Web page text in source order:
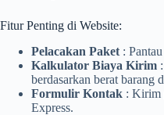
Fitur Penting di Website:
Pelacakan Paket :
Kalkulator Biaya Kirim
berdasarkan berat barang
Formulir Kontak : Kirim
Express.